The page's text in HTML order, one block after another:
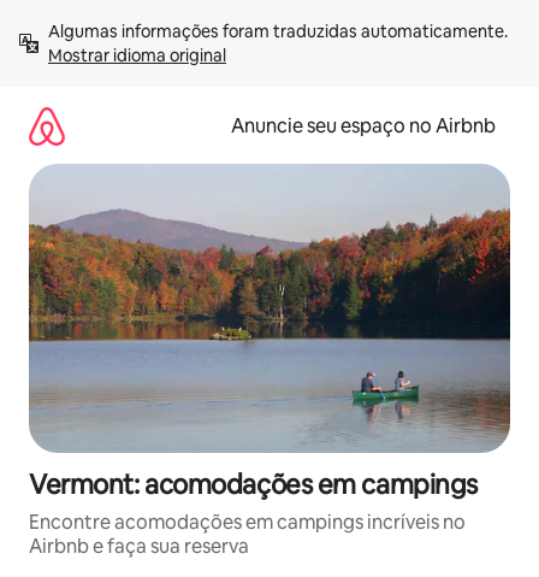
para
Mostrar idioma original
Anuncie seu espaço no Airbnb
Vermont: acomodações em campings
Encontre acomodações em campings incríveis no
Airbnb e faça sua reserva